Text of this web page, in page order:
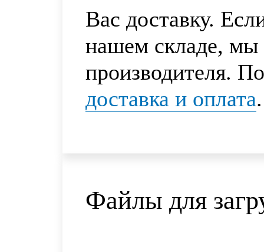
Вас доставку.
нашем складе, мы
производителя.
доставка и оплата.
Файлы для